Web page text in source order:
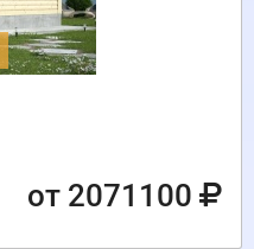
от 2071100